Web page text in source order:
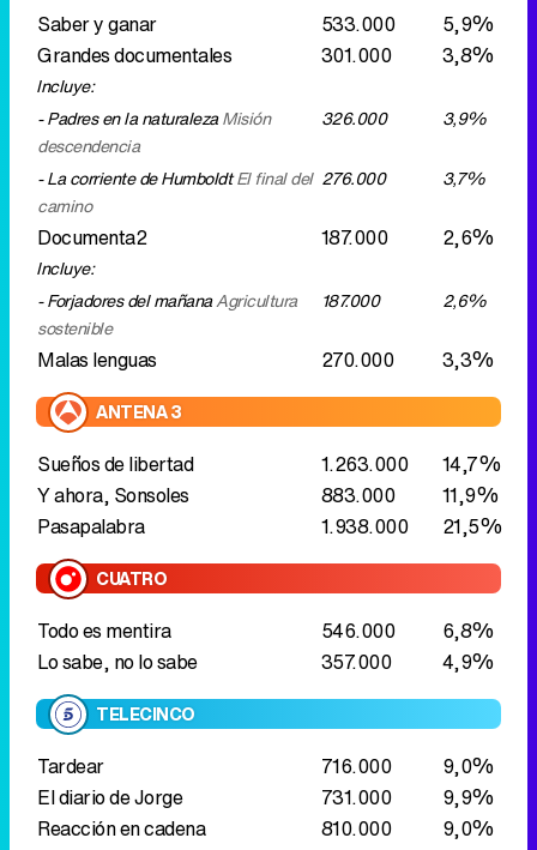
- La corriente de Humboldt
camino
276.000 3,7%
Documenta2 2,6%
Incluye:
- Forjadores del mañana
Malas lenguas 270.000 3,3%
ANTENA 3
Sueños de libertad 1.263.000
14,7%
Y ahora, Sonsoles
Pasapalabra
1.938.000 21,5%
CUATRO
Todo es mentira 546.000
6,8%
Lo sabe, no lo sabe
357.000 4,9%
Tardear 716.000
9,0%
El diario de Jorge
731.000
9,9%
Reacción en cadena
810.000 9,0%
LASEXTA
Zapeando 489.000
5,8%
Más vale tarde
508.000
6,9%
laSexta clave
616.000 5,8%